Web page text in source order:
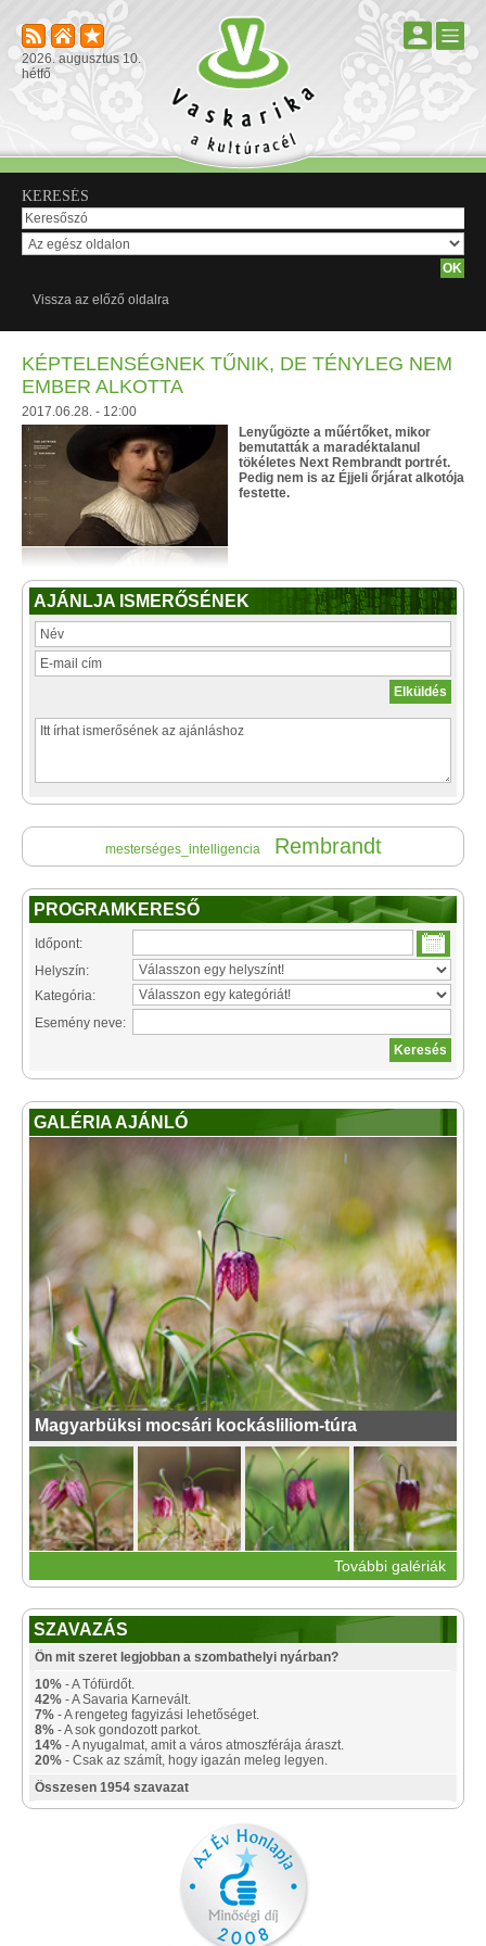
2026. augusztus 10.
hétfő
KERESÉS
Vissza az előző oldalra
KÉPTELENSÉGNEK TŰNIK, DE TÉNYLEG NEM
EMBER ALKOTTA
2017.06.28. - 12:00
Lenyűgözte a műértőket, mikor
bemutatták a maradéktalanul
tökéletes Next Rembrandt portrét.
Pedig nem is az Éjjeli őrjárat alkotója
festette.
AJÁNLJA ISMERŐSÉNEK
mesterséges_intelligencia Rembrandt
PROGRAMKERESŐ
Időpont:
Helyszín:
Kategória:
Esemény neve:
GALÉRIA AJÁNLÓ
Magyarbüksi mocsári kockásliliom-túra
További galériák
SZAVAZÁS
Ön mit szeret legjobban a szombathelyi nyárban?
10% - A Tófürdőt.
42% - A Savaria Karnevált.
7% - A rengeteg fagyizási lehetőséget.
8% - A sok gondozott parkot.
14% - A nyugalmat, amit a város atmoszférája áraszt.
20% - Csak az számít, hogy igazán meleg legyen.
Összesen 1954 szavazat